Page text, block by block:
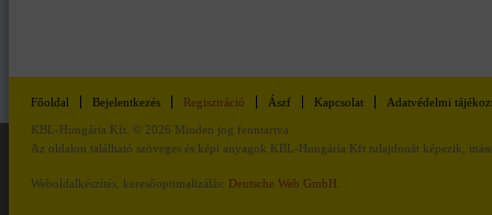
Főoldal Bejelentkezés Regisztráció Ászf Kapcsolat Adatvédelmi
KBL-Hungária Kft. © 2026 Minden jog fenntartva
Az oldalon található szöveges és képi anyagok KBL-Hungária Kft tulajdonát képezik,
Weboldalkészítés, keresőoptimalizálás: Deutsche Web GmbH.